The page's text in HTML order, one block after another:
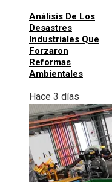
Análisis De Los
Desastres
Industriales Que
Forzaron
Reformas
Ambientales
Hace 3 días